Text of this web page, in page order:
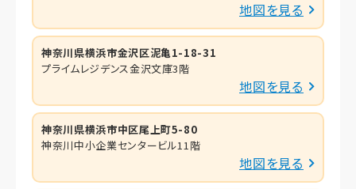
地図を見る
神奈川県横浜市金沢区泥亀1-18-31
プライムレジデンス金沢文庫3階
地図を見る
神奈川県横浜市中区尾上町5-80
神奈川中小企業センタービル11階
地図を見る